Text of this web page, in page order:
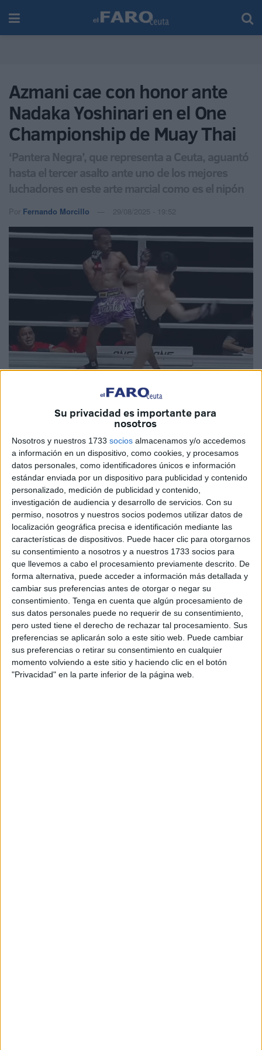
Su privacidad es importante para
nosotros
Nosotros y nuestros 1733 socios almacenamos y/o accedemos
a información en un dispositivo, como cookies, y procesamos
datos personales, como identificadores únicos e información
estándar enviada por un dispositivo para publicidad y contenido
personalizado, medición de publicidad y contenido,
investigación de audiencia y desarrollo de servicios. Con su
permiso, nosotros y nuestros socios podemos utilizar datos de
localización geográfica precisa e identificación mediante las
características de dispositivos. Puede hacer clic para otorgarnos
su consentimiento a nosotros y a nuestros 1733 socios para
que llevemos a cabo el procesamiento previamente descrito. De
forma alternativa, puede acceder a información más detallada y
cambiar sus preferencias antes de otorgar o negar su
consentimiento. Tenga en cuenta que algún procesamiento de
sus datos personales puede no requerir de su consentimiento,
pero usted tiene el derecho de rechazar tal procesamiento. Sus
preferencias se aplicarán solo a este sitio web. Puede cambiar
sus preferencias o retirar su consentimiento en cualquier
momento volviendo a este sitio y haciendo clic en el botón
"Privacidad" en la parte inferior de la página web.
Azmani cae con honor ante
Nadaka Yoshinari en el One
Championship de Muay Thai
‘Pantera Negra’, que representa a Ceuta, aguantó
hasta el tercer asalto ante uno de los mejores
luchadores en este arte marcial como es el nipón
Por Fernando Morcillo 29/08/2025 - 19:52
Hamada Azmani no pudo con Nadaka Yoshinari, yeso
que le aguantó hasta el tercer asalto. El nipón, lanzando
a por su 39º victoriaconsecutiva realizó una serie
golpes muy habilidosos para dejar en jaque al
luchador marroquí. Azmani que luchó con todas sus
ganas cayó ante el peleador nipón, uno de los mejores en
este arte marcial delMuay Thai.
El japonés es el número 1 actualmente de Muay Thai y se
ha visto las caras con Hamada quien no le ha dado
opción. El combate ha tenido lugar en Bangkok en el
marco del One Championship, la competición más
importante en toda Asia de artes marciales.
El luchador que ha representado a Ceuta, aguantó hasta el
tercer asalto pero Nadaka consiguió, con un nocaut